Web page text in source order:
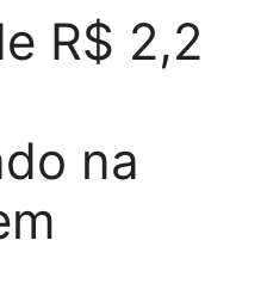
R$ 2,2
na